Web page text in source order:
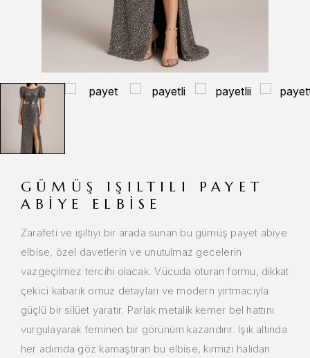
GÜMÜŞ IŞILTILI PAYET
ABIYE ELBISE
Zarafeti ve ışıltıyı bir arada sunan bu gümüş payet abiye
elbise, özel davetlerin ve unutulmaz gecelerin
vazgeçilmez tercihi olacak. Vücuda oturan formu, dikkat
çekici kabarık omuz detayları ve modern yırtmacıyla
güçlü bir silüet yaratır. Parlak metalik kemer bel hattını
vurgulayarak feminen bir görünüm kazandırır. Işık altında
her adımda göz kamaştıran bu elbise, kırmızı halıdan